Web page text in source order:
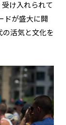
け入れられて
ドが盛大に開
の活気と文化を